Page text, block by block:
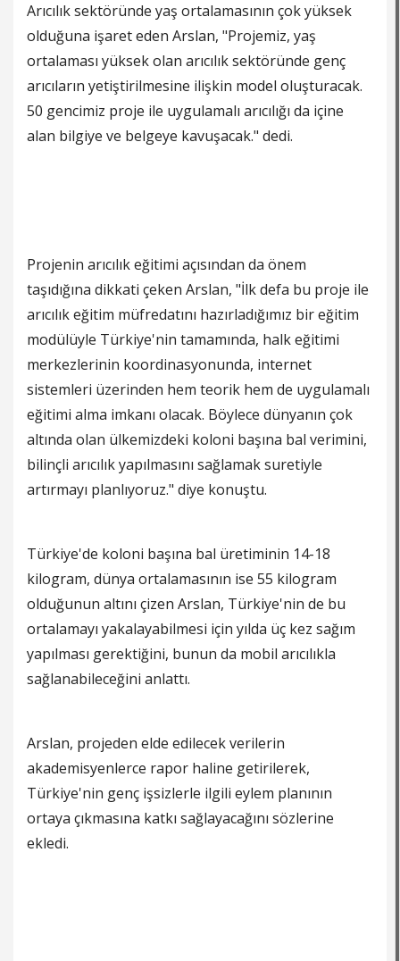
Arıcılık sektöründe yaş ortalamasının çok yüksek
olduğuna işaret eden Arslan, "Projemiz, yaş
ortalaması yüksek olan arıcılık sektöründe genç
arıcıların yetiştirilmesine ilişkin model oluşturacak.
50 gencimiz proje ile uygulamalı arıcılığı da içine
alan bilgiye ve belgeye kavuşacak." dedi.
Projenin arıcılık eğitimi açısından da önem
taşıdığına dikkati çeken Arslan, "İlk defa bu proje ile
arıcılık eğitim müfredatını hazırladığımız bir eğitim
modülüyle Türkiye'nin tamamında, halk eğitimi
merkezlerinin koordinasyonunda, internet
sistemleri üzerinden hem teorik hem de uygulamalı
eğitimi alma imkanı olacak. Böylece dünyanın çok
altında olan ülkemizdeki koloni başına bal verimini,
bilinçli arıcılık yapılmasını sağlamak suretiyle
artırmayı planlıyoruz." diye konuştu.
Türkiye'de koloni başına bal üretiminin 14-18
kilogram, dünya ortalamasının ise 55 kilogram
olduğunun altını çizen Arslan, Türkiye'nin de bu
ortalamayı yakalayabilmesi için yılda üç kez sağım
yapılması gerektiğini, bunun da mobil arıcılıkla
sağlanabileceğini anlattı.
Arslan, projeden elde edilecek verilerin
akademisyenlerce rapor haline getirilerek,
Türkiye'nin genç işsizlerle ilgili eylem planının
ortaya çıkmasına katkı sağlayacağını sözlerine
ekledi.